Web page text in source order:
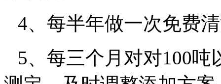
4、每半年做一次免费
5、每三个月对对100吨